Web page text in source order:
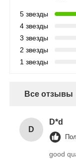
5 звезды
4 звезды
3 звезды
2 звезды
1 звезды
Все отзывы
D
D*d
good